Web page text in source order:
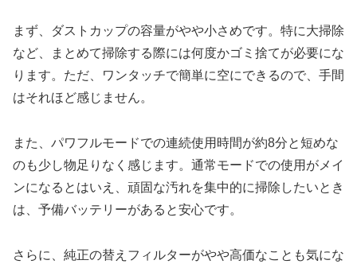
まず、ダストカップの容量がやや小さめです。特に大掃除
など、まとめて掃除する際には何度かゴミ捨てが必要にな
ります。ただ、ワンタッチで簡単に空にできるので、手間
はそれほど感じません。
また、パワフルモードでの連続使用時間が約8分と短めな
のも少し物足りなく感じます。通常モードでの使用がメイ
ンになるとはいえ、頑固な汚れを集中的に掃除したいとき
は、予備バッテリーがあると安心です。
さらに、純正の替えフィルターがやや高価なことも気にな